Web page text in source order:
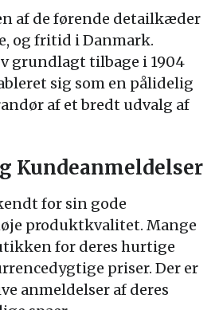
af de førende detailkæder
og fritid i Danmark.
grundlagt tilbage i 1904
sig som en pålidelig
af et bredt udvalg af
Kundeanmeldelser
for sin gode
produktkvalitet. Mange
for deres hurtige
priser. Der er
anmeldelser af deres